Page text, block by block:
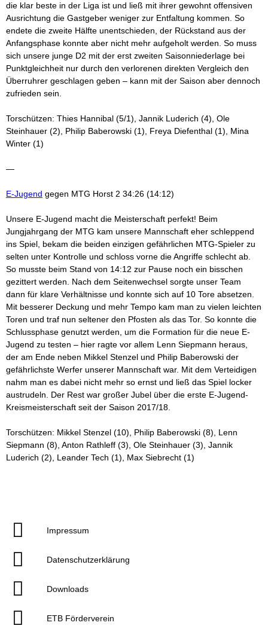
die klar beste in der Liga ist und ließ mit ihrer gewohnt offensiven
Ausrichtung die Gastgeber weniger zur Entfaltung kommen. So
endete die zweite Hälfte unentschieden, der Rückstand aus der
Anfangsphase konnte aber nicht mehr aufgeholt werden. So muss
sich unsere junge D2 mit der erst zweiten Saisonniederlage bei
Punktgleichheit nur durch den verlorenen direkten Vergleich den
Überruhrer geschlagen geben – kann mit der Saison aber dennoch
zufrieden sein.
Torschützen: Thies Hannibal (5/1), Jannik Luderich (4), Ole
Steinhauer (2), Philip Baberowski (1), Freya Diefenthal (1), Mina
Winter (1)
—
E-Jugend gegen MTG Horst 2 34:26 (14:12)
Unsere E-Jugend macht die Meisterschaft perfekt! Beim
Jungjahrgang der MTG kam unsere Mannschaft eher schleppend
ins Spiel, bekam die beiden einzigen gefährlichen MTG-Spieler zu
selten unter Kontrolle und schloss vorne die Angriffe schlecht ab.
So musste beim Stand von 14:12 zur Pause noch ein bisschen
gezittert werden. Nach dem Seitenwechsel sorgte unser Team
dann für klare Verhältnisse und konnte sich auf 10 Tore absetzen.
Mit besserer Deckung und mehr Tempo kam man zu vielen leichten
Toren und traf nun seltener den Pfosten als das Tor. So konnte die
Schlussphase genutzt werden, um die Formation für die neue E-
Jugend zu testen – hier ragte vor allem Lenn Siepmann heraus,
der am Ende neben Mikkel Stenzel und Philip Baberowski der
gefährlichste Werfer unserer Mannschaft war. Mit dem Verteidigen
nahm man es dabei nicht mehr so ernst und ließ das Spiel locker
austrudeln. Der Rest war großer Jubel über die erste E-Jugend-
Kreismeisterschaft seit der Saison 2017/18.
Torschützen: Mikkel Stenzel (10), Philip Baberowski (8), Lenn
Siepmann (8), Anton Rathleff (3), Ole Steinhauer (3), Jannik
Luderich (2), Leander Tech (1), Max Siebrecht (1)
Impressum
Datenschutzerklärung
Downloads
ETB Förderverein